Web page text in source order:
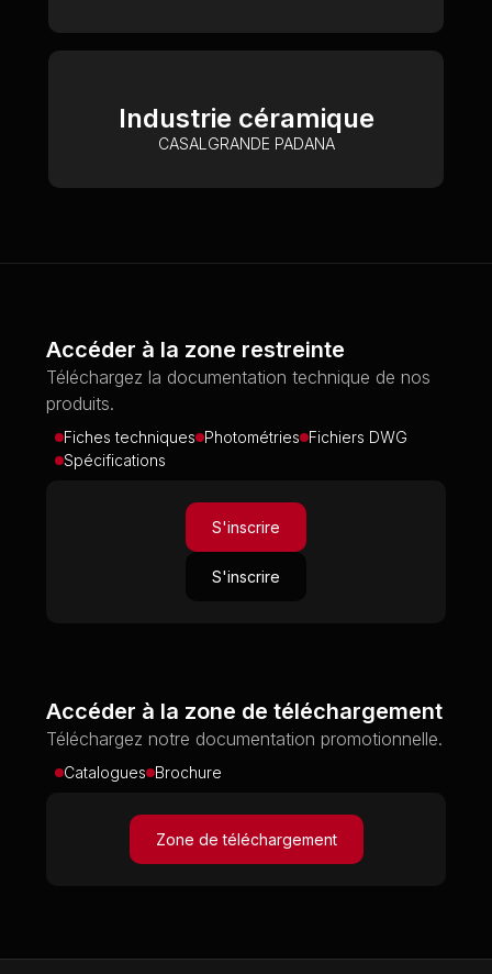
Industrie céramique
CASALGRANDE PADANA
Accéder à la zone restreinte
Téléchargez la documentation technique de nos
produits.
Fiches techniques Photométries Fichiers DWG
Spécifications
S'inscrire
S'inscrire
Accéder à la zone de téléchargement
Téléchargez notre documentation promotionnelle.
Catalogues Brochure
Zone de téléchargement